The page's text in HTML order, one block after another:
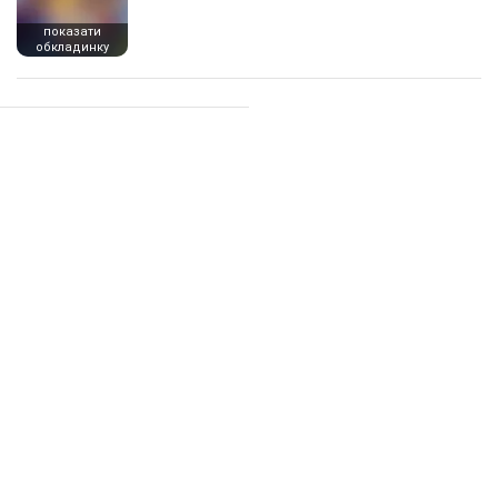
показати
обкладинку